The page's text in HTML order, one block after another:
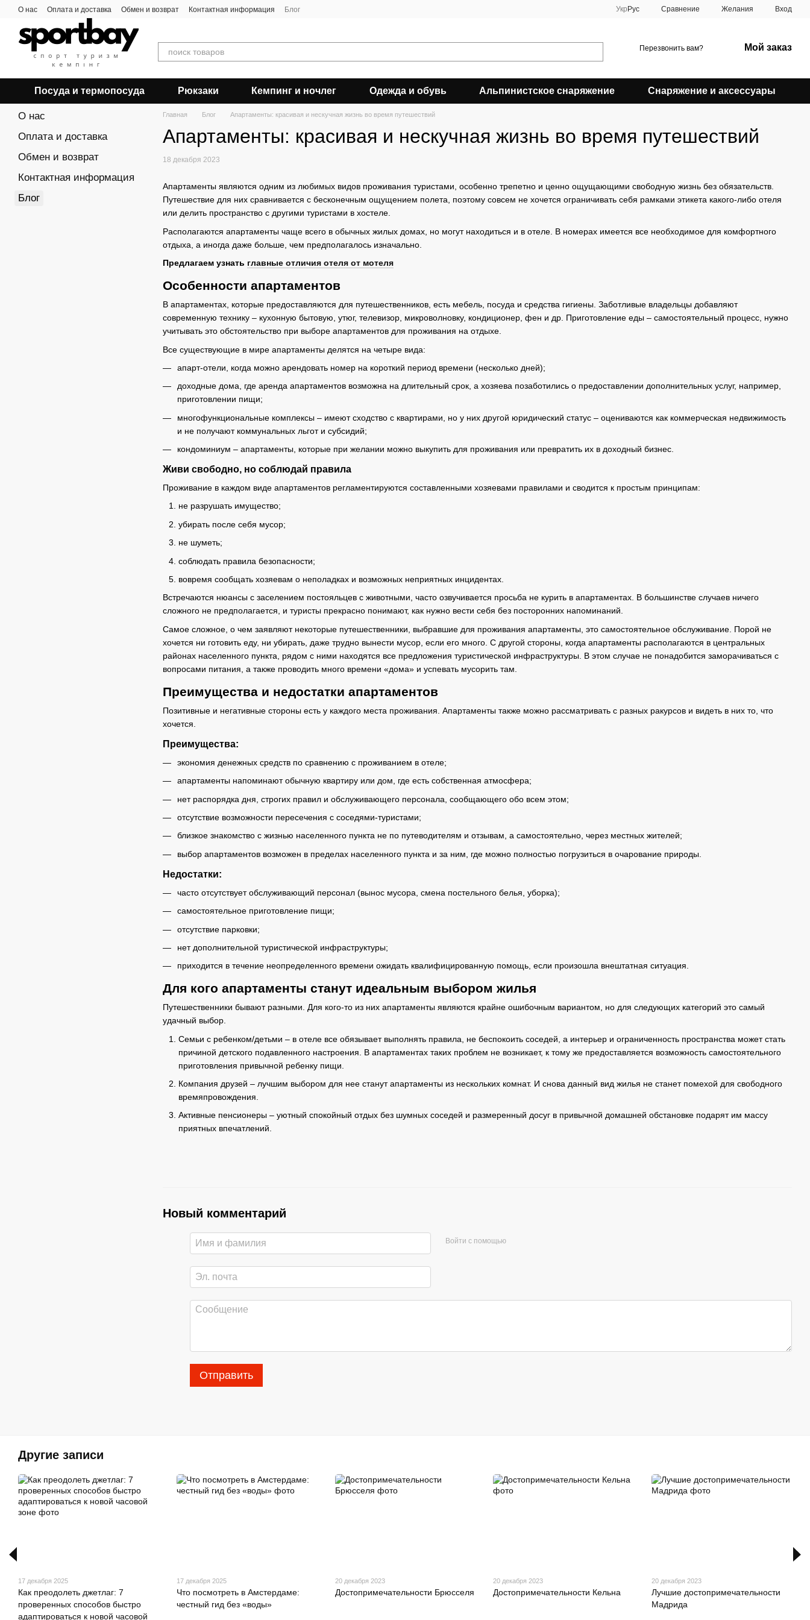
Перейти к основному контенту
О нас Оплата и доставка Обмен и возврат Контактная информация Блог Укр Рус Сравнение Желания Вход
Перезвонить вам? Мой заказ
Посуда и термопосуда Рюкзаки Кемпинг и ночлег Одежда и обувь Альпинистское снаряжение Снаряжение и аксессуары
Главная Блог Апартаменты: красивая и нескучная жизнь во время путешествий
Апартаменты: красивая и нескучная жизнь во время путешествий
18 декабря 2023
Апартаменты являются одним из любимых видов проживания туристами, особенно трепетно и ценно ощущающими свободную жизнь без обязательств.
Путешествие для них сравнивается с бесконечным ощущением полета, поэтому совсем не хочется ограничивать себя рамками этикета какого-либо отеля
или делить пространство с другими туристами в хостеле.
Располагаются апартаменты чаще всего в обычных жилых домах, но могут находиться и в отеле. В номерах имеется все необходимое для комфортного
отдыха, а иногда даже больше, чем предполагалось изначально.
Предлагаем узнать главные отличия отеля от мотеля
Особенности апартаментов
В апартаментах, которые предоставляются для путешественников, есть мебель, посуда и средства гигиены. Заботливые владельцы добавляют
современную технику – кухонную бытовую, утюг, телевизор, микроволновку, кондиционер, фен и др. Приготовление еды – самостоятельный процесс, нужно
учитывать это обстоятельство при выборе апартаментов для проживания на отдыхе.
Все существующие в мире апартаменты делятся на четыре вида:
апарт-отели, когда можно арендовать номер на короткий период времени (несколько дней);
доходные дома, где аренда апартаментов возможна на длительный срок, а хозяева позаботились о предоставлении дополнительных услуг, например,
приготовлении пищи;
многофункциональные комплексы – имеют сходство с квартирами, но у них другой юридический статус – оцениваются как коммерческая недвижимость
и не получают коммунальных льгот и субсидий;
кондоминиум – апартаменты, которые при желании можно выкупить для проживания или превратить их в доходный бизнес.
Живи свободно, но соблюдай правила
Проживание в каждом виде апартаментов регламентируются составленными хозяевами правилами и сводится к простым принципам:
не разрушать имущество;
убирать после себя мусор;
не шуметь;
соблюдать правила безопасности;
вовремя сообщать хозяевам о неполадках и возможных неприятных инцидентах.
Встречаются нюансы с заселением постояльцев с животными, часто озвучивается просьба не курить в апартаментах. В большинстве случаев ничего
сложного не предполагается, и туристы прекрасно понимают, как нужно вести себя без посторонних напоминаний.
Самое сложное, о чем заявляют некоторые путешественники, выбравшие для проживания апартаменты, это самостоятельное обслуживание. Порой не
хочется ни готовить еду, ни убирать, даже трудно вынести мусор, если его много. С другой стороны, когда апартаменты располагаются в центральных
районах населенного пункта, рядом с ними находятся все предложения туристической инфраструктуры. В этом случае не понадобится заморачиваться с
вопросами питания, а также проводить много времени «дома» и успевать мусорить там.
Преимущества и недостатки апартаментов
Позитивные и негативные стороны есть у каждого места проживания. Апартаменты также можно рассматривать с разных ракурсов и видеть в них то, что
хочется.
Преимущества:
экономия денежных средств по сравнению с проживанием в отеле;
апартаменты напоминают обычную квартиру или дом, где есть собственная атмосфера;
нет распорядка дня, строгих правил и обслуживающего персонала, сообщающего обо всем этом;
отсутствие возможности пересечения с соседями-туристами;
близкое знакомство с жизнью населенного пункта не по путеводителям и отзывам, а самостоятельно, через местных жителей;
выбор апартаментов возможен в пределах населенного пункта и за ним, где можно полностью погрузиться в очарование природы.
Недостатки:
часто отсутствует обслуживающий персонал (вынос мусора, смена постельного белья, уборка);
самостоятельное приготовление пищи;
отсутствие парковки;
нет дополнительной туристической инфраструктуры;
приходится в течение неопределенного времени ожидать квалифицированную помощь, если произошла внештатная ситуация.
Для кого апартаменты станут идеальным выбором жилья
Путешественники бывают разными. Для кого-то из них апартаменты являются крайне ошибочным вариантом, но для следующих категорий это самый
удачный выбор.
Семьи с ребенком/детьми – в отеле все обязывает выполнять правила, не беспокоить соседей, а интерьер и ограниченность пространства может стать
причиной детского подавленного настроения. В апартаментах таких проблем не возникает, к тому же предоставляется возможность самостоятельного
приготовления привычной ребенку пищи.
Компания друзей – лучшим выбором для нее станут апартаменты из нескольких комнат. И снова данный вид жилья не станет помехой для свободного
времяпровождения.
Активные пенсионеры – уютный спокойный отдых без шумных соседей и размеренный досуг в привычной домашней обстановке подарят им массу
приятных впечатлений.
Новый комментарий
Войти с помощью
Отправить
О нас
Оплата и доставка
Обмен и возврат
Контактная информация
Блог
Другие записи
17 декабря 2025
Как преодолеть джетлаг: 7
проверенных способов быстро
адаптироваться к новой часовой
17 декабря 2025
Что посмотреть в Амстердаме:
честный гид без «воды»
20 декабря 2023
Достопримечательности Брюсселя
20 декабря 2023
Достопримечательности Кельна
20 декабря 2023
Лучшие достопримечательности
Мадрида